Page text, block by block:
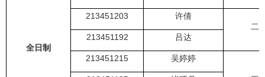
全日制
213451203
许倩
二
213451192 吕达
213451215 吴婷婷